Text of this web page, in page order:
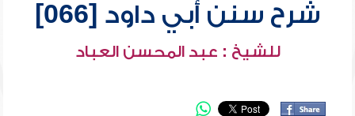
شرح سنن أبي داود [066]
للشيخ : عبد المحسن العباد